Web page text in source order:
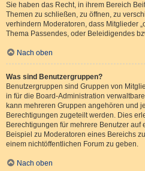
Sie haben das Recht, in ihrem Bereich
Themen zu schließen, zu öffnen, zu
verhindern Moderatoren, dass Mitglieder
Thema Passendes, oder Beleidigendes
Nach oben
Was sind Benutzergruppen?
Benutzergruppen sind Gruppen von
in für die Board-Administration
kann mehreren Gruppen angehören und
Berechtigungen zugeteilt werden. Dies
Berechtigungen für mehrere Benutzer
Beispiel zu Moderatoren eines Bereichs
einem nichtöffentlichen Forum zu geben.
Nach oben